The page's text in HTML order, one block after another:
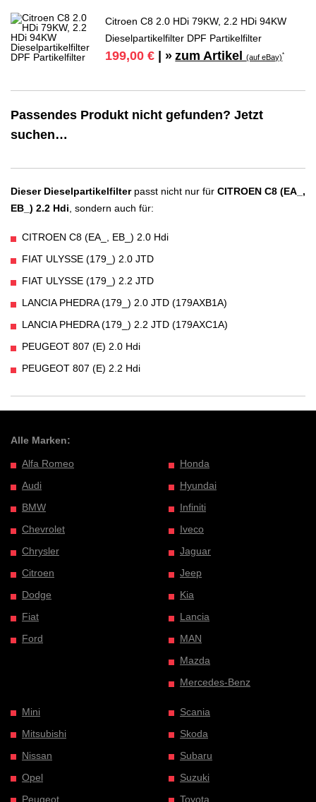
Citroen C8 2.0 HDi 79KW, 2.2 HDi 94KW
Dieselpartikelfilter DPF Partikelfilter
199,00 € | » zum Artikel(auf eBay)*
Passendes Produkt nicht gefunden? Jetzt
suchen…
Dieser Dieselpartikelfilterpasst nicht nur für CITROEN C8 (EA_,
EB_) 2.2 Hdi , sondern auch für:
CITROEN C8 (EA_, EB_) 2.0 Hdi
FIAT ULYSSE (179_) 2.0 JTD
FIAT ULYSSE (179_) 2.2 JTD
LANCIA PHEDRA (179_) 2.0 JTD (179AXB1A)
LANCIA PHEDRA (179_) 2.2 JTD (179AXC1A)
PEUGEOT 807 (E) 2.0 Hdi
PEUGEOT 807 (E) 2.2 Hdi
Alle Marken:
Alfa Romeo
Audi
BMW
Chevrolet
Chrysler
Citroen
Dodge
Fiat
Ford
Honda
Hyundai
Infiniti
Iveco
Jaguar
Jeep
Kia
Lancia
MAN
Mazda
Mercedes-Benz
Mini
Mitsubishi
Nissan
Opel
Peugeot
Scania
Skoda
Subaru
Suzuki
Toyota